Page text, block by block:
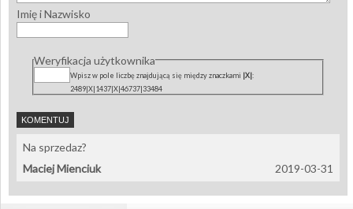
Imię i Nazwisko
Weryfikacja użytkownika
Wpisz w pole liczbę znajdującą się między znaczkami |X|:
2489|X|1437|X|46737|33484
Na sprzedaz?
2019-03-31
Maciej Mienciuk